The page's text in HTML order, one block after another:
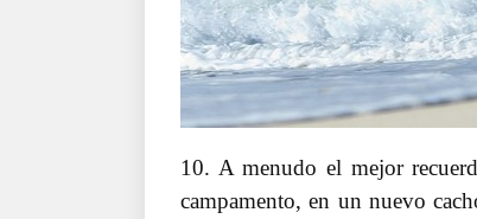
10. A menudo el mejor
campamento, en un nuevo